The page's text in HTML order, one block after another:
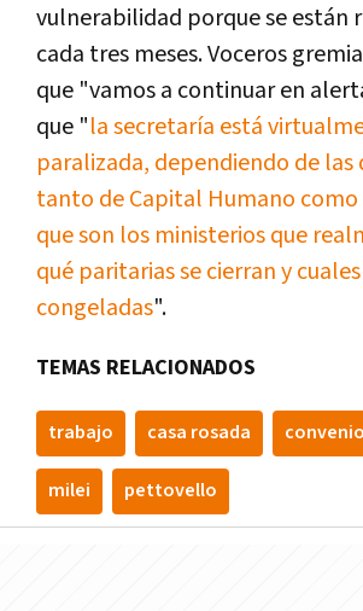
vulnerabilidad porque se están
cada tres meses. Voceros
que "vamos a continuar en
que "la secretaría está
paralizada, dependiendo de las
tanto de Capital Humano
que son los ministerios que
qué paritarias se cierran y
congeladas".
TEMAS RELACIONADOS
trabajo casa rosada
milei pettovello